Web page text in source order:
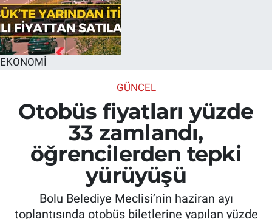
EKONOMİ
GÜNCEL
Otobüs fiyatları yüzde
33 zamlandı,
öğrencilerden tepki
yürüyüşü
Bolu Belediye Meclisi’nin haziran ayı
toplantısında otobüs biletlerine yapılan yüzde